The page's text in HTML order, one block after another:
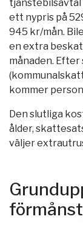
tjänstebilsavtal
ett nypris på
945 kr/mån.
en extra
månaden.
kommer
Den slutliga
ålder,
väljer